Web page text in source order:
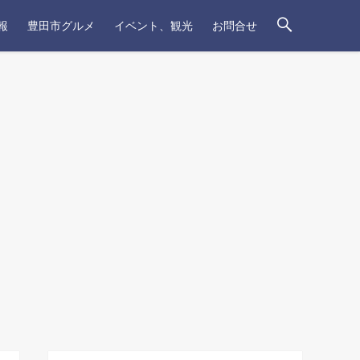
豊田市グルメ イベント、観光 お問合せ